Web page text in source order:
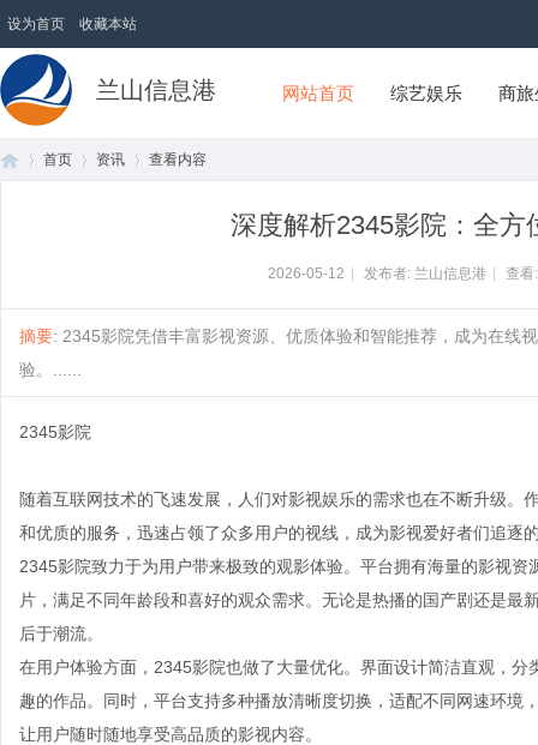
设为首页 收藏本站
兰山信息港 网站首页 综艺娱乐 商
首页 资讯 查看内容
深度解析2345影院：全方
2026-05-12 发布者: 兰山信息港 查
摘要: 2345影院凭借丰富影视资源、优质体验和智能推荐，成为在线
验。......
2345影院
随着互联网技术的飞速发展，人们对影视娱乐的需求也在不断升级
和优质的服务，迅速占领了众多用户的视线，成为影视爱好者们追逐
2345影院致力于为用户带来极致的观影体验。平台拥有海量的影视
片，满足不同年龄段和喜好的观众需求。无论是热播的国产剧还是
后于潮流。
在用户体验方面，2345影院也做了大量优化。界面设计简洁直观，
趣的作品。同时，平台支持多种播放清晰度切换，适配不同网速环
让用户随时随地享受高品质的影视内容。